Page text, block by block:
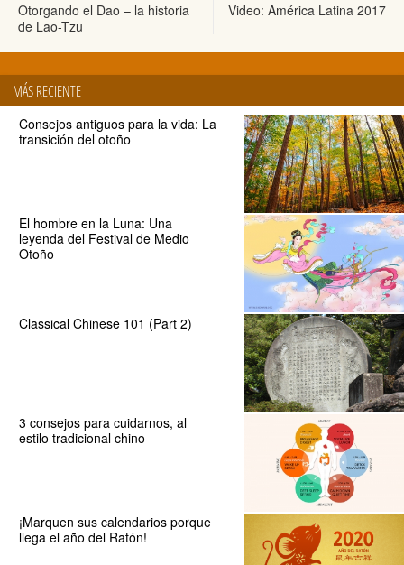
Otorgando el Dao – la historia
de Lao-Tzu
Video: América Latina 2017
MÁS RECIENTE
Consejos antiguos para la vida: La
transición del otoño
El hombre en la Luna: Una
leyenda del Festival de Medio
Otoño
Classical Chinese 101 (Part 2)
3 consejos para cuidarnos, al
estilo tradicional chino
¡Marquen sus calendarios porque
llega el año del Ratón!